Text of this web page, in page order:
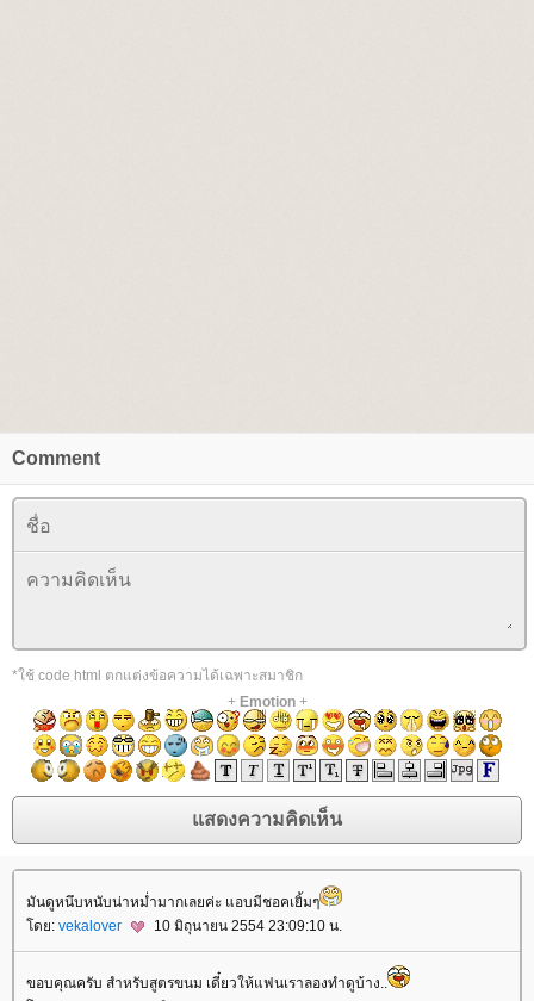
Comment
*ใช้ code html ตกแต่งข้อความได้เฉพาะสมาชิก
+ Emotion+
มันดูหนึบหนับน่าหม่ำมากเลยค่ะ แอบมีชอคเยิ้มๆ
ดย: vekalover 10 มิถุนายน 2554 23:09:10 น.
ขอบคุณครับ สำหรับสูตรขนม เดี๋ยวให้แฟนเราลองทำดูบ้าง..